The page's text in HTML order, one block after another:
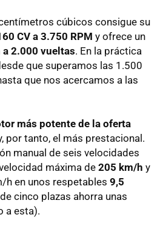
cúbicos consigue su
CV a 3.750 RPM y ofrece un
a 2.000 vueltas. En la práctica
que superamos las 1.500
que nos acercamos a las
más potente de la oferta
por tanto, el más prestacional.
manual de seis velocidades
máxima de 205 km/h y
h en unos respetables 9,5
cinco plazas ahorra unas
a esta).